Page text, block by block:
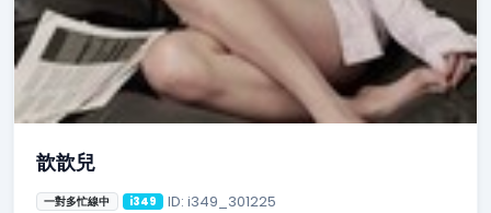
歆歆兒
一對多忙線中 i349 ID: i349_301225